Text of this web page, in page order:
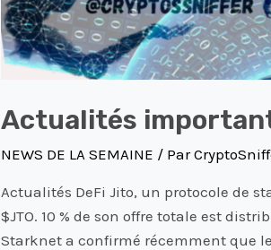
Actualités
NEWS DE LA SEMAINE / Par
Actualités DeFi Jito, un protocole de
$JTO. 10 % de son offre totale est
Starknet a confirmé récemment que
DeFi
du
07
2023